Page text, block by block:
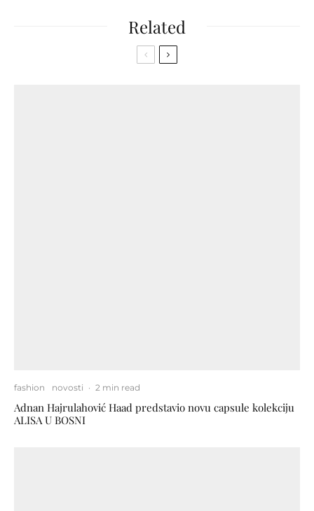
Related
fashion novosti · 2 min read
Adnan Hajrulahović Haad predstavio novu capsule kolekciju
ALISA U BOSNI